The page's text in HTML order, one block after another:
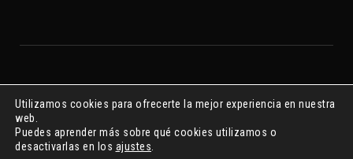
Asociación S.A.L. R.N.A. Nº615175 ©2018-2022 S.A.I.P.CLAVE7
Utilizamos cookies para ofrecerte la mejor experiencia en nuestra
web.
Puedes aprender más sobre qué cookies utilizamos o
desactivarlas en los ajustes